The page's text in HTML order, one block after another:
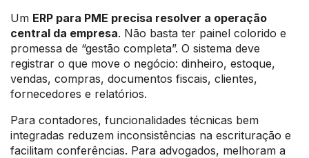
Um ERP para PME precisa resolver a operação
central da empresa. Não basta ter painel colorido e
promessa de “gestão completa”. O sistema deve
registrar o que move o negócio: dinheiro, estoque,
vendas, compras, documentos fiscais, clientes,
fornecedores e relatórios.
Para contadores, funcionalidades técnicas bem
integradas reduzem inconsistências na escrituração e
facilitam conferências. Para advogados, melhoram a